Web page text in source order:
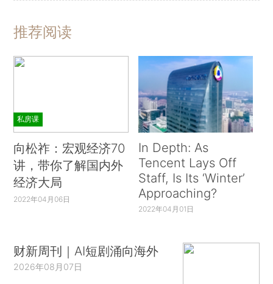
推荐阅读
私房课
向松祚：宏观经济70
讲，带你了解国内外
经济大局
2022年04月06日
In Depth: As
Tencent Lays Off
Staff, Is Its ‘Winter’
Approaching?
2022年04月01日
财新周刊｜AI短剧涌向海外
2026年08月07日